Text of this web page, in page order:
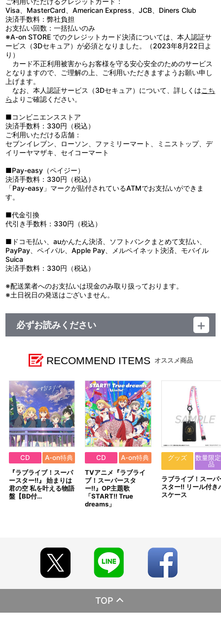
Visa、MasterCard、American Express、JCB、Diners Club
決済手数料：弊社負担
お支払い回数：一括払いのみ
※A-on STORE でのクレジットカード決済については、本人認証サ
ービス（3Dセキュア）が必須となりました。（2023年8月22日よ
り）
カード不正利用被害からお客様を守る安心安全のためのサービス
となりますので、ご理解の上、ご利用いただきますようお願い申し
上げます。
なお、本人認証サービス（3Dセキュア）について、詳しくはこち
ら よりご確認ください。
■コンビニエンスストア
決済手数料：330円（税込）
ご利用いただける店舗：
セブンイレブン、ローソン、ファミリーマート、ミニストップ、デ
イリーヤマザキ、セイコーマート
■Pay-easy（ペイジー）
決済手数料：330円（税込）
「Pay-easy」マークが貼付されているATMでお支払いができま
す。
■代金引換
代引き手数料：330円（税込）
■ドコモ払い、auかんたん決済、ソフトバンクまとめて支払い、
PayPay、ペイパル、Apple Pay、メルペイネット決済、モバイル
Suica
決済手数料：330円（税込）
※配送業者へのお支払いは現金のみ取り扱っております。
※土日祝日の発送はございません。
必ずお読みください
販売元 (株)バンダイナムコフィルムワークス
RECOMMEND ITEMS オススメ商品
CD
A-on特典
『ラブライブ！スーパ
ースター!!』 始まりは
君の空 私を叶える物語
盤【BD付…
CD
A-on特典
TVアニメ『ラブライ
ブ！スーパースタ
ー!!』OP主題歌
「START!! True
dreams」
グッズ
数量限
品
ラブライブ！スーパ
スター!! リール付き
スケース
TOP